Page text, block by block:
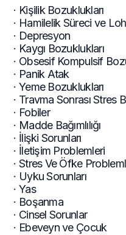
· Kişilik Bozuklukları
· Hamilelik Süreci ve
· Depresyon
· Kaygı Bozuklukları
· Obsesif Kompulsif
· Panik Atak
· Yeme Bozuklukları
· Travma Sonrası Stres
· Fobiler
· Madde Bağımlılığı
· İlişki Sorunları
· İletişim Problemleri
· Stres Ve Öfke
· Uyku Sorunları
· Yas
· Boşanma
· Cinsel Sorunlar
· Ebeveyn ve Çocuk